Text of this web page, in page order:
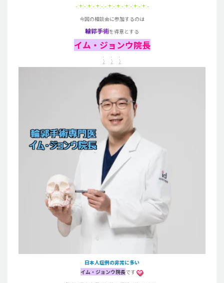
-:+:-:+:-:+:-:-:+:-:+:-:+:-:+:-:+:-
今回の相談会に参加するのは
輪郭手術を得意とする
イム・ジョンウ院長
日本人症例の非常に多い
イム・ジョンウ院長です